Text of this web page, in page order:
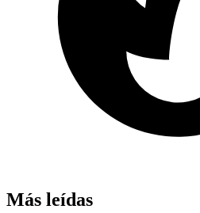
Más leídas